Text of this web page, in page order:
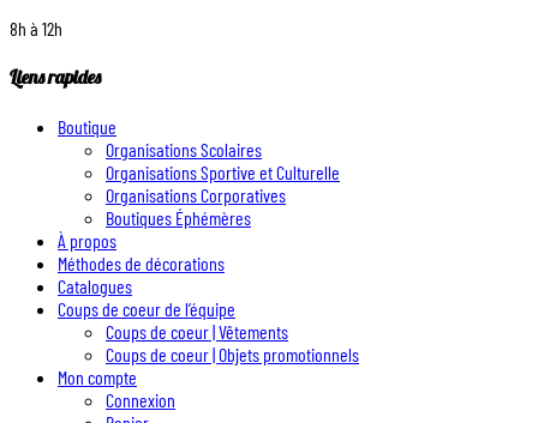
8h à 12h
Liens rapides
Boutique
Organisations Scolaires
Organisations Sportive et Culturelle
Organisations Corporatives
Boutiques Éphémères
À propos
Méthodes de décorations
Catalogues
Coups de coeur de l’équipe
Coups de coeur | Vêtements
Coups de coeur | Objets promotionnels
Mon compte
Connexion